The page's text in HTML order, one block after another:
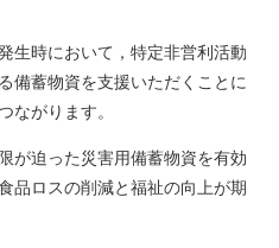
生時において，特定非営利活動
備蓄物資を支援いただくことに
ながります。
が迫った災害用備蓄物資を有効
品ロスの削減と福祉の向上が期